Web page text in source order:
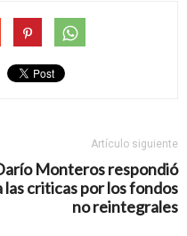
Artículo siguiente
Monteros respondió
las criticas por los fondos
no reintegrales